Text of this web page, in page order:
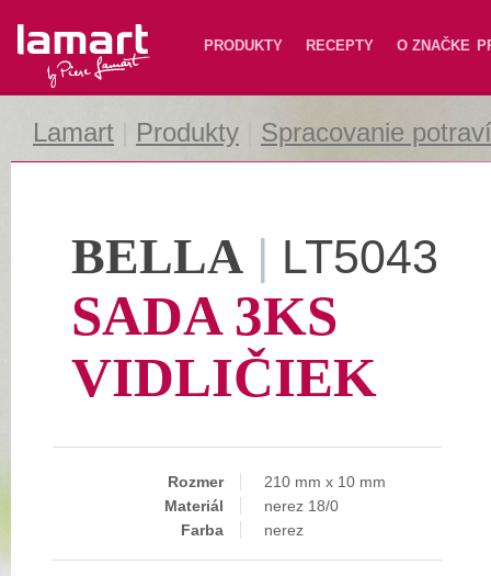
Lamart PRODUKTY RECEPTY O ZNAČKE
Lamart Produkty Spracovanie
BELLA | LT5043
SADA 3KS
VIDLIČIEK
Rozmer
210 mm x 10 mm
Materiál
nerez 18/0
Farba
nerez